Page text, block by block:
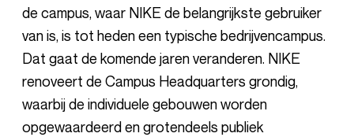
de campus, waar NIKE de belangrijkste gebruiker
van is, is tot heden een typische bedrijvencampus.
Dat gaat de komende jaren veranderen. NIKE
renoveert de Campus Headquarters grondig,
waarbij de individuele gebouwen worden
opgewaardeerd en grotendeels publiek